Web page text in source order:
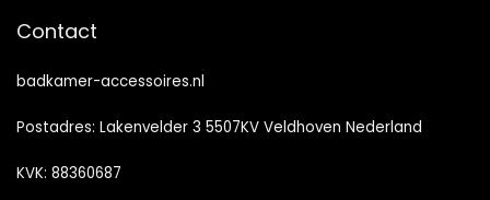
Contact
badkamer-accessoires.nl
Postadres: Lakenvelder 3 5507KV Veldhoven Nederland
KVK: 88360687